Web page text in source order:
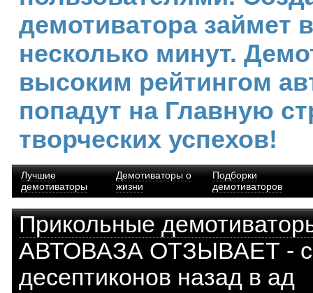
демотиватора займет
несколько минут.
высоким рейтингом
попадут на Главную
творческих успехов!
Лучшие
демотиваторы
Демотиваторы о
жизни
Подборки
демотиваторов
Прикольные
АВТОВАЗА ОТЗЫВАЕТ -
десептиконов назад в ад